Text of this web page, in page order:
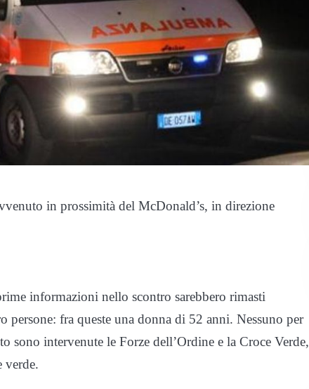
in prossimità del McDonald’s, in direzione
informazioni nello scontro sarebbero rimasti
fra queste una donna di 52 anni. Nessuno per
sono intervenute le Forze dell’Ordine e la Croce Verde,
verde.